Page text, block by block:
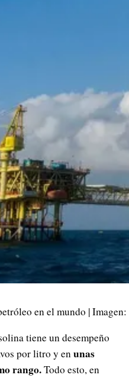
en el mundo |
tiene un desempeño
por litro y enunas
rango.Todo esto, en